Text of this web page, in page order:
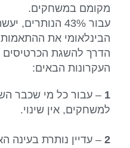
מקומם במשחקים.
עבור 43%
הבינלאומי את
הדרך להשגת הכרטיסים
העקרונות הבאים:
1 – עבור כל מי שכבר
למשחקים, אין שינוי.
2 – עדיין נותרת